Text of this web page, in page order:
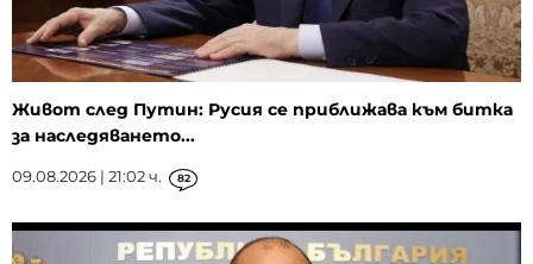
Живот след Путин: Русия се приближава към битка
за наследяването...
09.08.2026 | 21:02 ч. 82